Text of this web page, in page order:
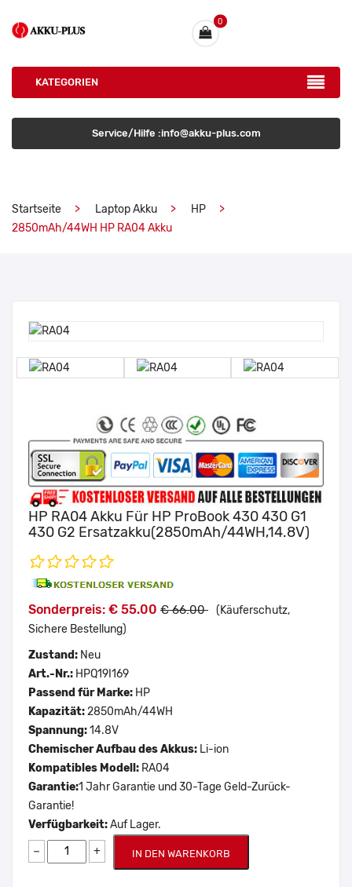
0
KATEGORIEN
Service/Hilfe :info@akku-plus.com
Startseite Laptop Akku
HP
2850mAh/44WH HP RA04 Akku
HP RA04 Akku Für HP ProBook 430 430 G1
430 G2 Ersatzakku(2850mAh/44WH,14.8V)
Sonderpreis: € 55.00 € 66.00 (Käuferschutz,
Sichere Bestellung)
Zustand: Neu
Art.-Nr.: HPQ19I169
Passend für Marke: HP
Kapazität:2850mAh/44WH
Spannung:14.8V
Chemischer Aufbau des Akkus: Li-ion
Kompatibles Modell: RA04
Garantie:1 Jahr Garantie und 30-Tage Geld-Zurück-
Garantie!
Verfügbarkeit:Auf Lager.
− + IN DEN WARENKORB